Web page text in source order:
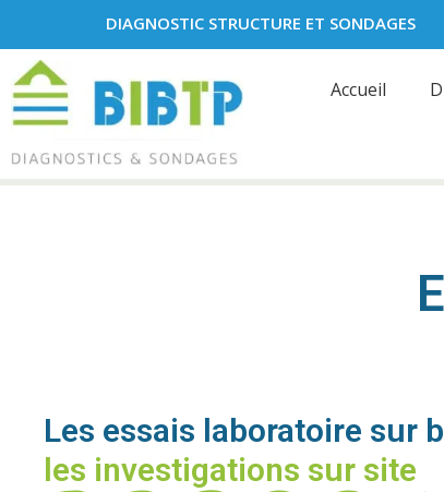
DIAGNOSTIC STRUCTURE ET SONDAGES
Accueil
Les essais laboratoire sur
les investigations sur site